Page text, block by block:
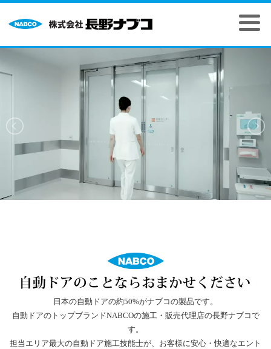
日本の自動ドアの約50%がナブコの製品です。
自動ドアのトップブランドNABCOの施工・販売代理店の長野ナブコで
す。
担当エリア最大の自動ドア施工技能士が、お客様に安心・快適なエント